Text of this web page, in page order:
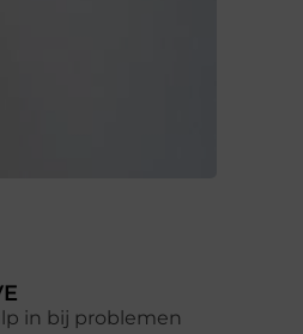
in bij problemen